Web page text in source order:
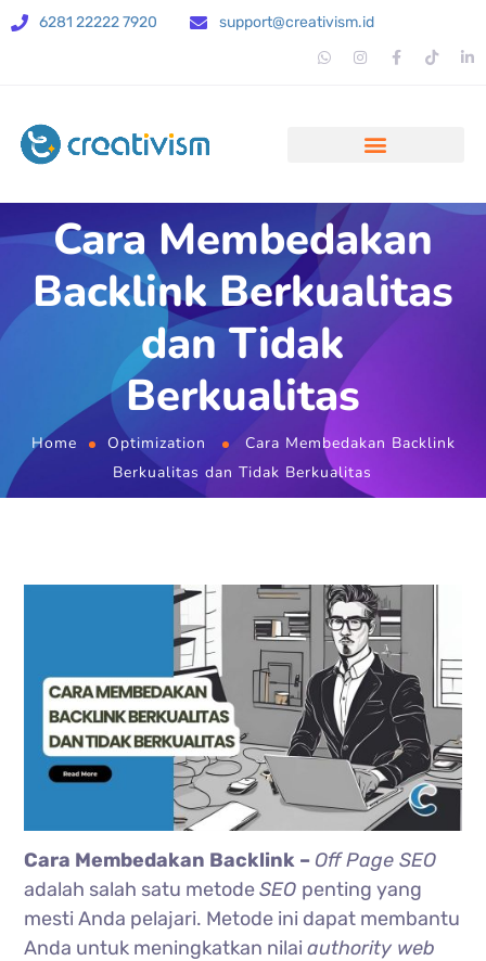
6281 22222 7920 support@creativism.id
Cara Membedakan
Backlink Berkualitas
dan Tidak
Berkualitas
Home Optimization
Cara Membedakan Backlink
Berkualitas dan Tidak Berkualitas
Cara Membedakan Backlink – Off Page SEO
adalah salah satu metodeSEO penting yang
mesti Anda pelajari. Metode ini dapat membantu
Anda untuk meningkatkan nilaiauthority web